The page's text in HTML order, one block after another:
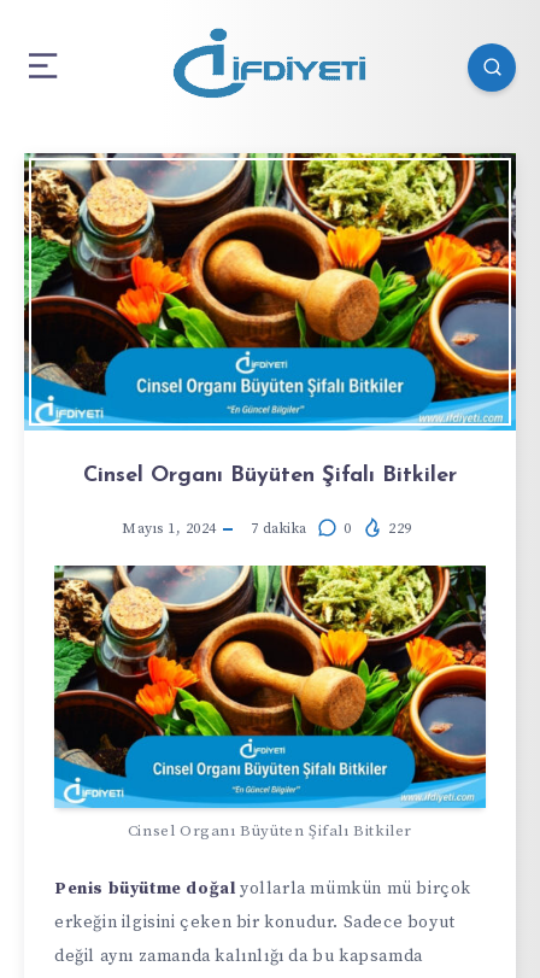
Cinsel Organı Büyüten Şifalı Bitkiler
Mayıs 1, 2024 7 dakika 0 229
Cinsel Organı Büyüten Şifalı Bitkiler
Penis büyütme doğal yollarla mümkün mü birçok
erkeğin ilgisini çeken bir konudur. Sadece boyut
değil aynı zamanda kalınlığı da bu kapsamda